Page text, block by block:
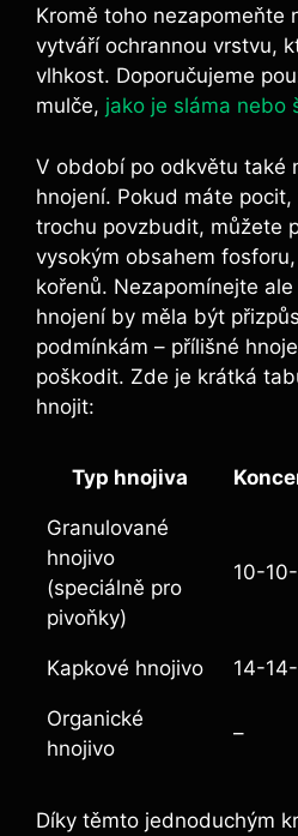
⁢Kromě toho nezapomeňte
vytváří ochrannou vrstvu,
vlhkost. ⁣Doporučujeme
mulče, jako je sláma nebo
V období po ⁤odkvětu také
hnojení. Pokud máte
trochu povzbudit, můžete
vysokým obsahem‌
kořenů. Nezapomínejte
hnojení by ⁤měla být
podmínkám –‍ přílišné
poškodit. Zde je krátká⁤
hnojit:
Typ hnojiva
Granulované‍
hnojivo
(speciálně pro​
pivoňky)
10-
Kapkové hnojivo 14-
Organické
hnojivo
–
Díky těmto jednoduchým